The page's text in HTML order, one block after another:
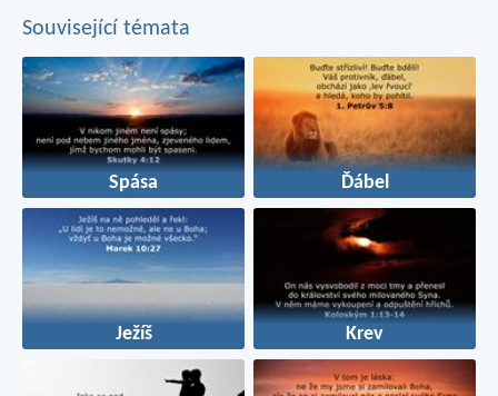
Související témata
Spása Ďábel
Ježíš Krev